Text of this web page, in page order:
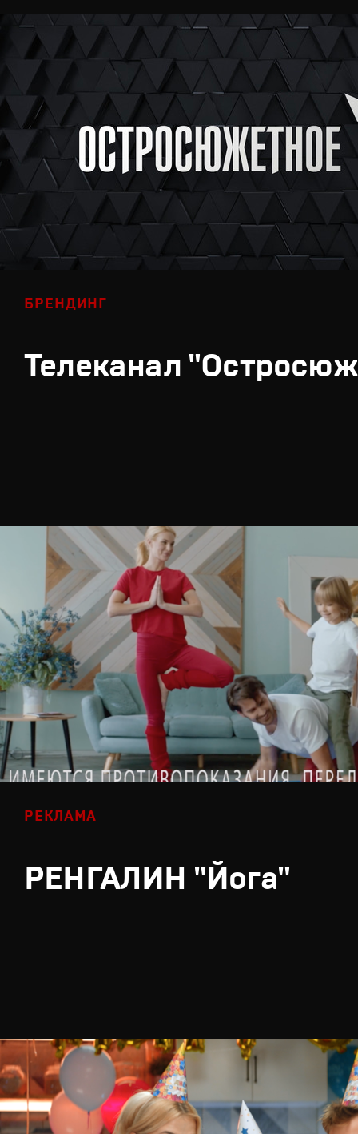
БРЕНДИНГ
Телеканал
РЕКЛАМА
РЕНГАЛИН "Йога"